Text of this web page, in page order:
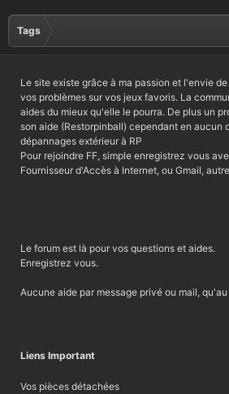
Tags
Le site existe grâce à ma passion et l'envie
vos problèmes sur vos jeux favoris. La
aides du mieux qu'elle le pourra. De plus un
son aide (Restorpinball) cependant en aucun
dépannages extérieur à RP
Pour rejoindre FF, simple enregistrez vous
Fournisseur d'Accès à Internet, ou Gmail,
Le forum est là pour vos questions et aides.
Enregistrez vous.
Aucune aide par message privé ou mail,
Liens Important
Vos pièces détachées